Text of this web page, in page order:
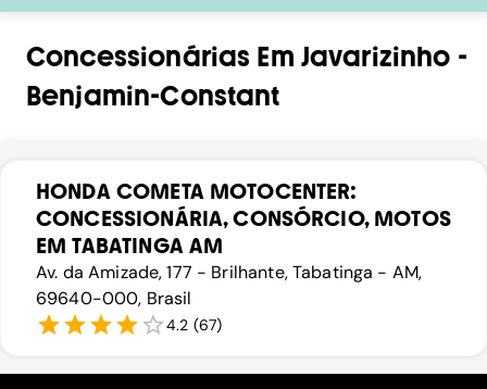
Concessionárias Em Javarizinho -
Benjamin-Constant
HONDA COMETA MOTOCENTER:
CONCESSIONÁRIA, CONSÓRCIO, MOTOS
EM TABATINGA AM
Av. da Amizade, 177 - Brilhante, Tabatinga - AM,
69640-000, Brasil
4.2 (67)